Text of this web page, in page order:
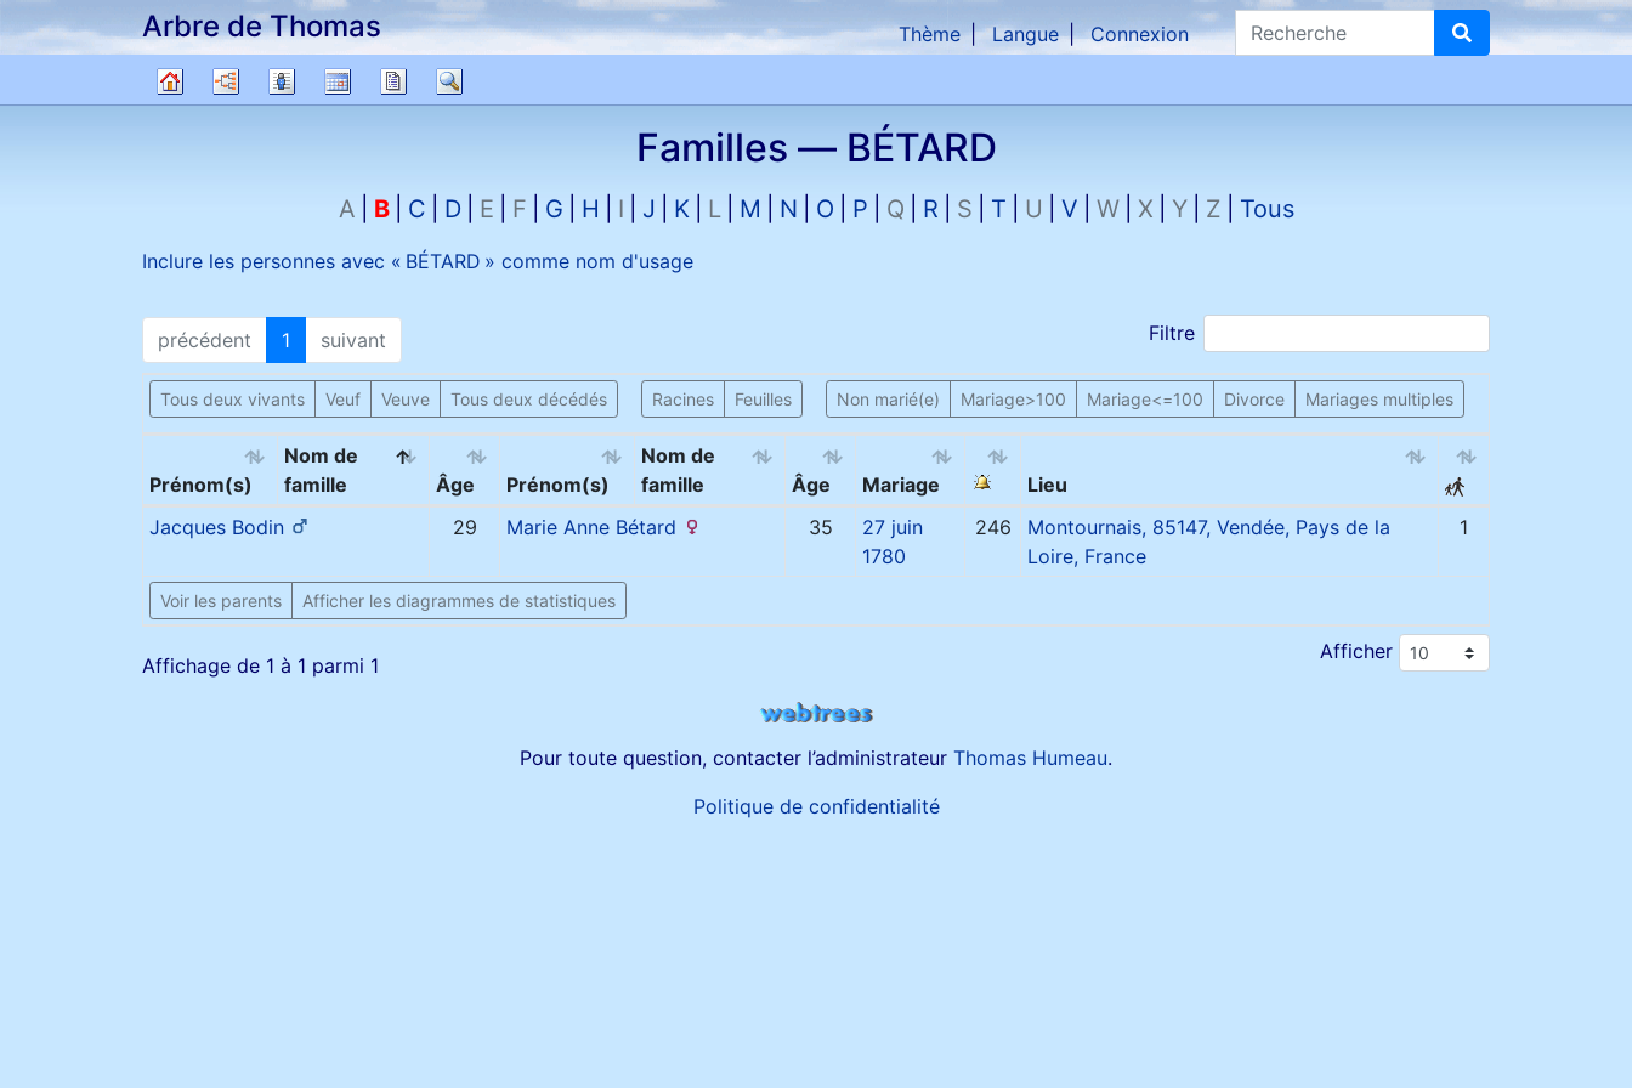
Passer au contenu
Arbre de Thomas Recherche
Thème Langue Connexion
Diagrammes
Listes CalendrierRapports
Familles — BÉTARD
A B C D E F G H I J K L M N O P Q R S T U V W X Y Z Tous
Inclure les personnes avec « BÉTARD » comme nom d'usage
précédent 1 suivant Filtre
Tous deux vivants Veuf Veuve Tous deux décédés Racines Feuilles Non marié(e) Mariage>100 Mariage<=100 Divorce Mariages multiples
Prénom(s)
Nom de
famille
Âge Prénom(s)
Nom de
famille
Âge Mariage
Lieu
Jacques Bodin 29 Marie Anne Bétard 35
27 juin
1780
246
Montournais, 85147, Vendée, Pays de la
Loire, France
1
Voir les parents Afficher les diagrammes de statistiques
Affichage de 1 à 1 parmi 1
Afficher
Pour toute question, contacter l’administrateur Thomas Humeau.
Politique de confidentialité